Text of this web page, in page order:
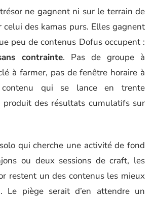
ne gagnent ni sur le terrain de
celui des kamas purs. Elles gagnent
peu de contenus Dofus occupent :
contrainte. Pas de groupe à
à farmer, pas de fenêtre horaire à
contenu qui se lance en trente
produit des résultats cumulatifs sur
qui cherche une activité de fond
ou deux sessions de craft, les
restent un des contenus les mieux
Le piège serait d’en attendre un